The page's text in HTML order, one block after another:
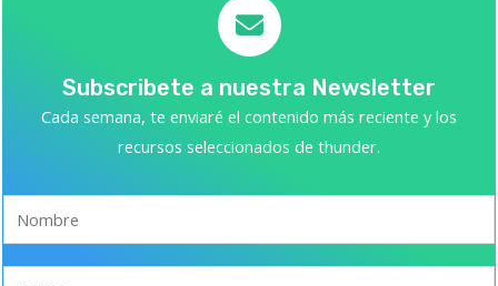
Subscribete a nuestra Newsletter
Cada semana, te enviaré el contenido más reciente y los
recursos seleccionados de thunder.